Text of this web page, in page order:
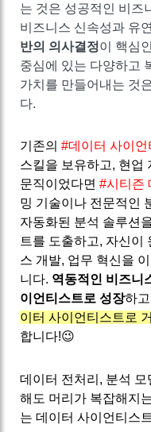
는 것은 성공적인 비즈
비즈니스 신속성과 유
반의 의사결정이 핵심
중심에 있는 다양하고
가치를 만들어내는 것
다.
기존의 #데이터 사이언
스킬을 보유하고, 현업
문직이었다면 #시티즌
밍 기술이나 전문적인
자동화된 분석 솔루션
트를 도출하고, 자신이
스 개발, 업무 혁신을
니다. 역동적인 비즈니
이언티스트로 성장하
이터 사이언티스트로
합니다!😉
데이터 전처리, 분석
해도 머리가 복잡해지
는 데이터 사이언티스